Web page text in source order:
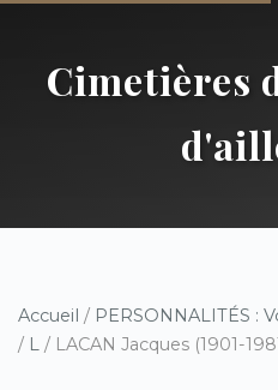
Cimetières
Accueil / PERSONNALITÉS :
/ L / LACAN Jacques (1901-